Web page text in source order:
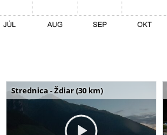
Strednica - Ždiar (30 km)